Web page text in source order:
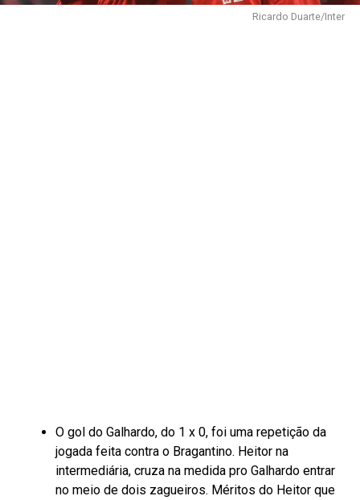
Ricardo Duarte/Inter
O gol do Galhardo, do 1 x 0, foi uma repetição da
jogada feita contra o Bragantino. Heitor na
intermediária, cruza na medida pro Galhardo entrar
no meio de dois zagueiros. Méritos do Heitor que